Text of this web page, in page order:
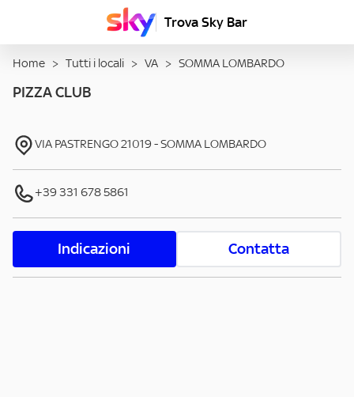
Trova Sky Bar
Home > Tutti i locali > VA > SOMMA LOMBARDO
PIZZA CLUB
VIA PASTRENGO21019 -SOMMA LOMBARDO
+39 331 678 5861
Indicazioni Contatta